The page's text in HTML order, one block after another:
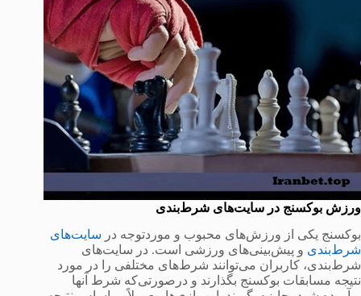
ورزش بوکسنج در سایت‌های شرط‌بندی
بوکسنج یکی از ورزش‌های محبوب و موردتوجه در سایت‌های
شرط‌بندی و پیش‌بینی‌های ورزشی است. در سایت‌های
شرط‌بندی، کاربران می‌توانند شرط‌های مختلفی را در مورد
نتیجه مسابقات بوکسنج بگذارند و درصورتی‌که شرط آنها